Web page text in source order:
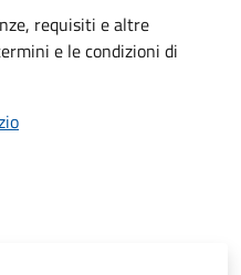
requisiti e altre
e le condizioni di